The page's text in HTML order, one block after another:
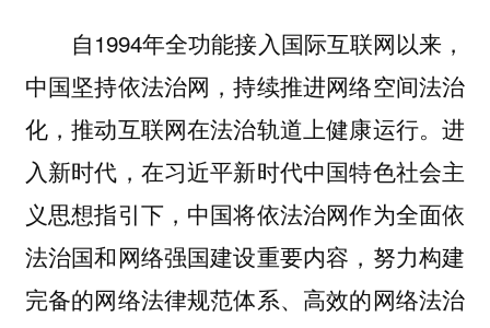
自1994年全功能接入国际互联网以来，
中国坚持依法治网，持续推进网络空间法治
化，推动互联网在法治轨道上健康运行。进
入新时代，在习近平新时代中国特色社会主
义思想指引下，中国将依法治网作为全面依
法治国和网络强国建设重要内容，努力构建
完备的网络法律规范体系、高效的网络法治